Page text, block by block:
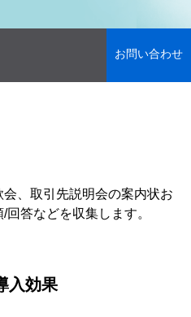
お問い合わせ
、取引先説明会の案内状お
答などを収集します。
入効果